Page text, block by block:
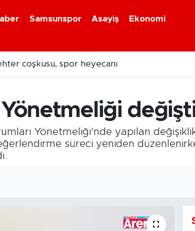
Samsunspor Asayiş
Ekonomi
Yönetmeliği'nde yapılan
süreci yeniden